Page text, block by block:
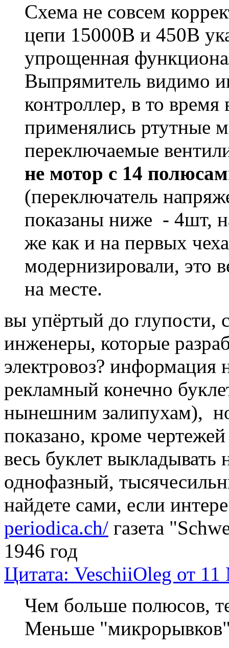
Схема не совсем
цепи 15000В и 450В
упрощенная
Выпрямитель видимо
контроллер, в то время
применялись ртутные
переключаемые
не мотор с 14
(переключатель
показаны ниже - 4шт,
же как и на первых
модернизировали, это
на месте.
вы упёртый до глупости,
инженеры, которые
электровоз? информация
рекламный конечно
нынешним залипухам),
показано, кроме
весь буклет
однофазный,
найдете сами, если
periodica.ch/ газета
1946 год
Цитата: VeschiiOleg от
Чем больше полюсов,
Меньше